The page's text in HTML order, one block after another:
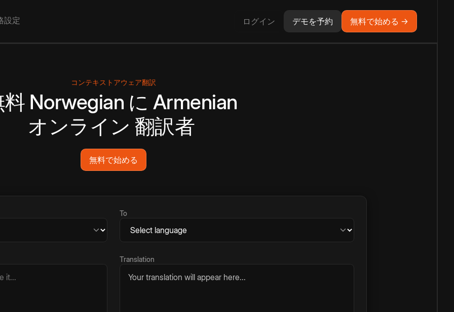
設定 ログイン デモを予約 無料で始める →
コンテキストアウェア翻訳
料 Norwegian に Armenian
オンライン 翻訳者
無料で始める
To
Translation
Your translation will appear here...